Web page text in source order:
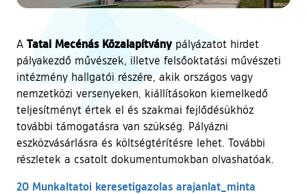
A Tatai Mecénás Közalapítvány pályázatot hirdet
pályakezdő művészek, illetve felsőoktatási művészeti
intézmény hallgatói részére, akik országos vagy
nemzetközi versenyeken, kiállításokon kiemelkedő
teljesítményt értek el és szakmai fejlődésükhöz
további támogatásra van szükség. Pályázni
eszközvásárlásra és költségtérítésre lehet. További
részletek a csatolt dokumentumokban olvashatóak.
20 Munkaltatoi keresetigazolas arajanlat_minta